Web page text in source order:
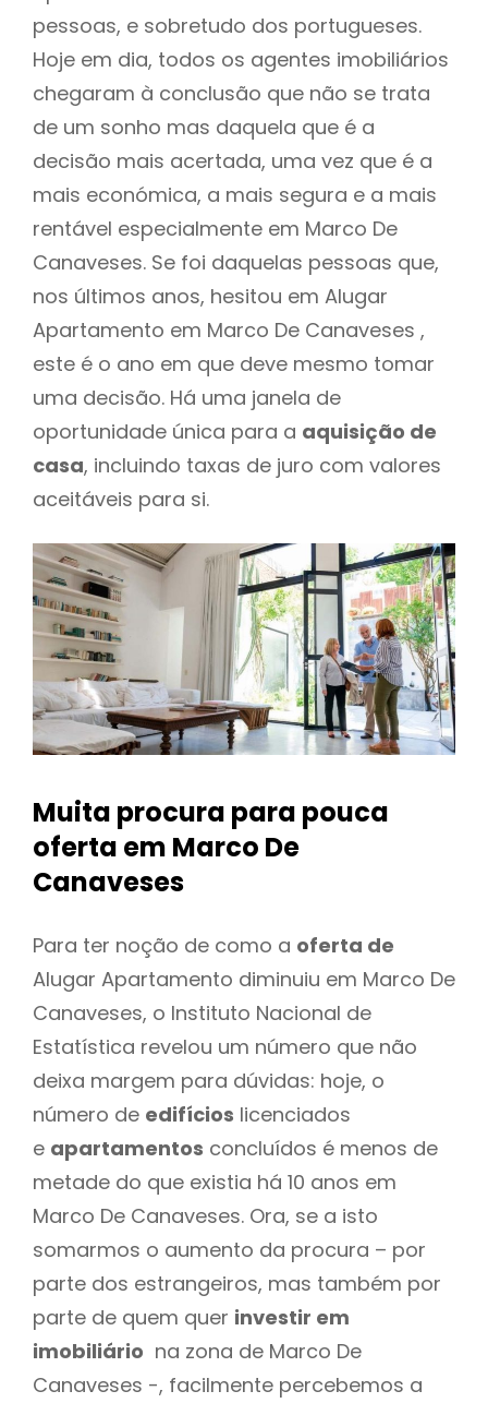
pessoas, e sobretudo dos portugueses.
Hoje em dia, todos os agentes imobiliários
chegaram à conclusão que não se trata
de um sonho mas daquela que é a
decisão mais acertada, uma vez que é a
mais económica, a mais segura e a mais
rentável especialmente em Marco De
Canaveses. Se foi daquelas pessoas que,
nos últimos anos, hesitou em Alugar
Apartamento em Marco De Canaveses ,
este é o ano em que deve mesmo tomar
uma decisão. Há uma janela de
oportunidade única para a aquisição de
casa, incluindo taxas de juro com valores
aceitáveis para si.
Muita procura para pouca
oferta em Marco De
Canaveses
Para ter noção de como a oferta de
Alugar Apartamento diminuiu em Marco De
Canaveses, o Instituto Nacional de
Estatística revelou um número que não
deixa margem para dúvidas: hoje, o
número de edifícios licenciados
e apartamentos concluídos é menos de
metade do que existia há 10 anos em
Marco De Canaveses. Ora, se a isto
somarmos o aumento da procura – por
parte dos estrangeiros, mas também por
parte de quem quer investir em
imobiliário na zona de Marco De
Canaveses -, facilmente percebemos a